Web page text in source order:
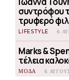
συντρόφου
τρυφερό
LIFESTYLE 6
Marks &
τέλεια
ΜΟΔΑ 6